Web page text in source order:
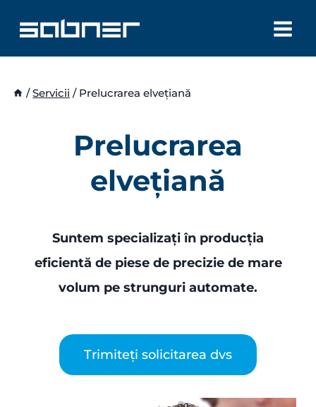
content
/ Servicii / Prelucrarea elvețiană
Prelucrarea
elvețiană
Suntem specializați în producția
eficientă de piese de precizie de mare
volum pe strunguri automate.
Trimiteți solicitarea dvs